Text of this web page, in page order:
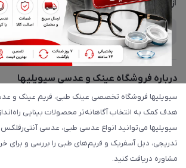
از جدید‌ترین تخفیف‌ها با‌ خبر شوید
درباره فروشگاه عینک و عدسی سیویلیها
سیویلیها فروشگاه تخصصی عینک طبی، فریم عینک و
هدف کمک به انتخاب آگاهانه‌تر محصولات بینایی
سیویلیها می‌توانید انواع عدسی طبی، عدسی آنتی‌رفلکس،
تدریجی، دبل آسفریک و فریم‌های طبی را بررسی و برای
مشاوره دریافت کنید.